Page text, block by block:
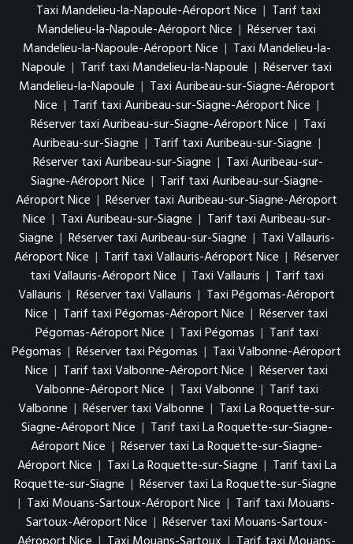
Taxi Mandelieu-la-Napoule-Aéroport Nice | Tarif taxi
Mandelieu-la-Napoule-Aéroport Nice | Réserver taxi
Mandelieu-la-Napoule-Aéroport Nice | Taxi Mandelieu-la-
Napoule | Tarif taxi Mandelieu-la-Napoule | Réserver taxi
Mandelieu-la-Napoule | Taxi Auribeau-sur-Siagne-Aéroport
Nice | Tarif taxi Auribeau-sur-Siagne-Aéroport Nice |
Réserver taxi Auribeau-sur-Siagne-Aéroport Nice | Taxi
Auribeau-sur-Siagne | Tarif taxi Auribeau-sur-Siagne |
Réserver taxi Auribeau-sur-Siagne | Taxi Auribeau-sur-
Siagne-Aéroport Nice | Tarif taxi Auribeau-sur-Siagne-
Aéroport Nice | Réserver taxi Auribeau-sur-Siagne-Aéroport
Nice | Taxi Auribeau-sur-Siagne | Tarif taxi Auribeau-sur-
Siagne | Réserver taxi Auribeau-sur-Siagne | Taxi Vallauris-
Aéroport Nice | Tarif taxi Vallauris-Aéroport Nice | Réserver
taxi Vallauris-Aéroport Nice | Taxi Vallauris | Tarif taxi
Vallauris | Réserver taxi Vallauris | Taxi Pégomas-Aéroport
Nice | Tarif taxi Pégomas-Aéroport Nice | Réserver taxi
Pégomas-Aéroport Nice | Taxi Pégomas | Tarif taxi
Pégomas | Réserver taxi Pégomas | Taxi Valbonne-Aéroport
Nice | Tarif taxi Valbonne-Aéroport Nice | Réserver taxi
Valbonne-Aéroport Nice | Taxi Valbonne | Tarif taxi
Valbonne | Réserver taxi Valbonne | Taxi La Roquette-sur-
Siagne-Aéroport Nice | Tarif taxi La Roquette-sur-Siagne-
Aéroport Nice | Réserver taxi La Roquette-sur-Siagne-
Aéroport Nice | Taxi La Roquette-sur-Siagne | Tarif taxi La
Roquette-sur-Siagne | Réserver taxi La Roquette-sur-Siagne
| Taxi Mouans-Sartoux-Aéroport Nice | Tarif taxi Mouans-
Sartoux-Aéroport Nice | Réserver taxi Mouans-Sartoux-